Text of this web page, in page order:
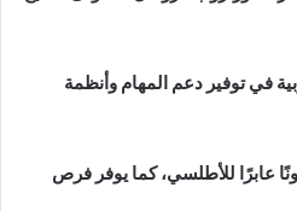
في توفير دعم المهام وأنظمة
عابرًا للأطلسي، كما يوفر فرص